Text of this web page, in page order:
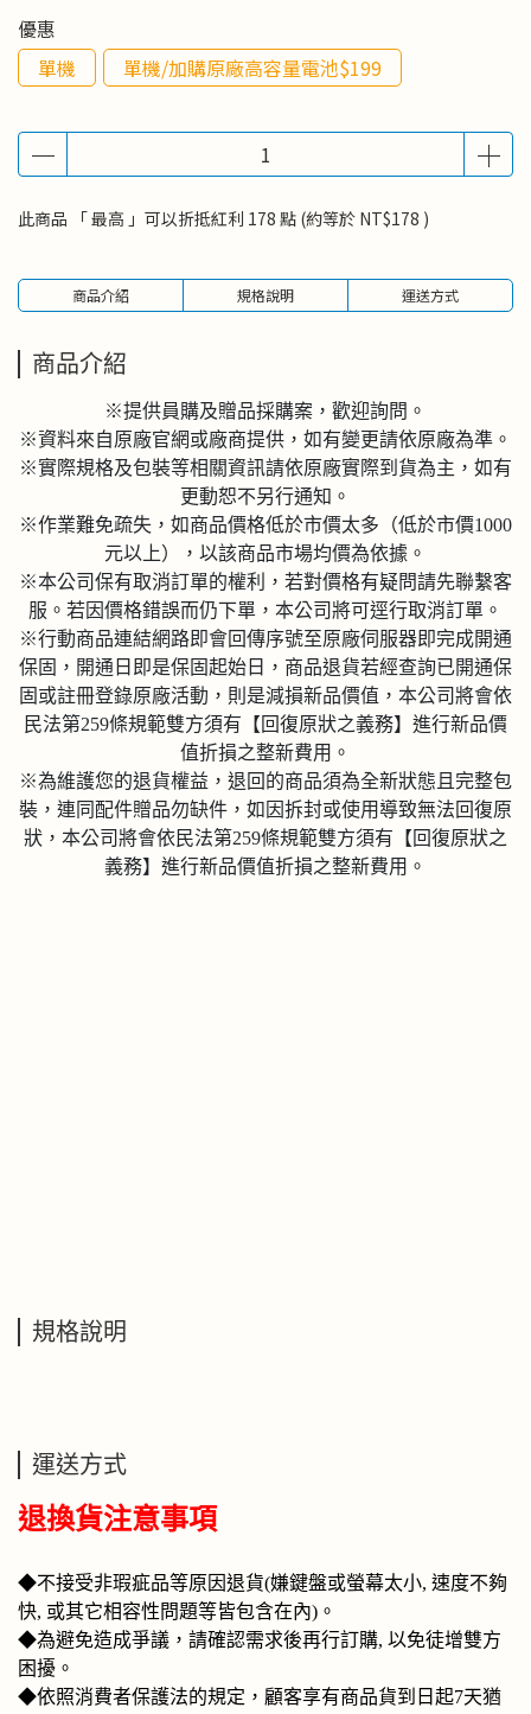
優惠
單機
單機/加購原廠高容量電池$199
此商品 「 最高 」可以折抵紅利 178 點 (約等於 NT$178 )
商品介紹 規格說明 運送方式
商品介紹
※提供員購及贈品採購案，歡迎詢問。
※資料來自原廠官網或廠商提供，如有變更請依原廠為準。
※實際規格及包裝等相關資訊請依原廠實際到貨為主，如有
更動恕不另行通知。
※作業難免疏失，如商品價格低於市價太多（低於市價1000
元以上），以該商品市場均價為依據。
※本公司保有取消訂單的權利，若對價格有疑問請先聯繫客
服。若因價格錯誤而仍下單，本公司將可逕行取消訂單。
※行動商品連結網路即會回傳序號至原廠伺服器即完成開通
保固，開通日即是保固起始日，商品退貨若經查詢已開通保
固或註冊登錄原廠活動，則是減損新品價值，本公司將會依
民法第259條規範雙方須有【回復原狀之義務】進行新品價
值折損之整新費用。
※為維護您的退貨權益，退回的商品須為全新狀態且完整包
裝，連同配件贈品勿缺件，如因拆封或使用導致無法回復原
狀，本公司將會依民法第259條規範雙方須有【回復原狀之
義務】進行新品價值折損之整新費用。
規格說明
運送方式
退換貨注意事項
◆不接受非瑕疵品等原因退貨(嫌鍵盤或螢幕太小, 速度不夠
快, 或其它相容性問題等皆包含在內)。
◆為避免造成爭議，請確認需求後再行訂購, 以免徒增雙方
困擾。
◆依照消費者保護法的規定，顧客享有商品貨到日起7天猶